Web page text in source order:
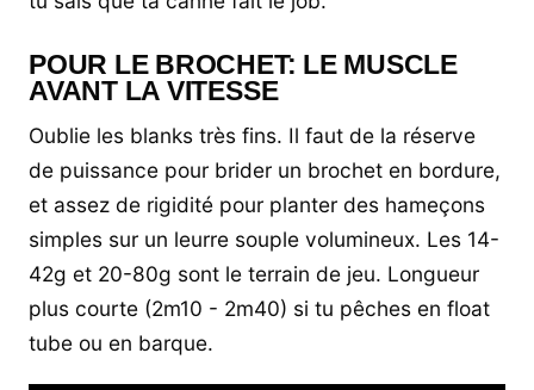
POUR LE BROCHET: LE MUSCLE
AVANT LA VITESSE
Oublie les blanks très fins. Il faut de la réserve
de puissance pour brider un brochet en bordure,
et assez de rigidité pour planter des hameçons
simples sur un leurre souple volumineux. Les 14-
42g et 20-80g sont le terrain de jeu. Longueur
plus courte (2m10 - 2m40) si tu pêches en float
tube ou en barque.